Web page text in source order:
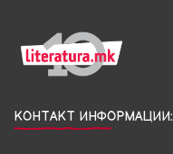
КОНТАКТ ИНФОРМАЦИИ: